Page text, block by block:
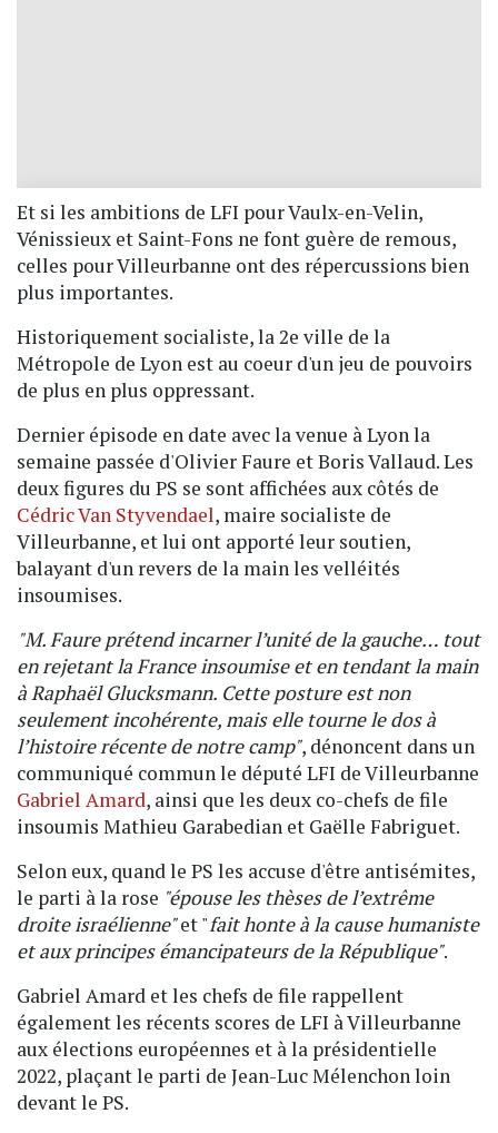
Et si les ambitions de LFI pour Vaulx-en-Velin,
Vénissieux et Saint-Fons ne font guère de remous,
celles pour Villeurbanne ont des répercussions bien
plus importantes.
Historiquement socialiste, la 2e ville de la
Métropole de Lyon est au coeur d'un jeu de pouvoirs
de plus en plus oppressant.
Dernier épisode en date avec la venue à Lyon la
semaine passée d'Olivier Faure et Boris Vallaud. Les
deux figures du PS se sont affichées aux côtés de
Cédric Van Styvendael, maire socialiste de
Villeurbanne, et lui ont apporté leur soutien,
balayant d'un revers de la main les velléités
insoumises.
"M. Faure prétend incarner l’unité de la gauche… tout
en rejetant la France insoumise et en tendant la main
à Raphaël Glucksmann. Cette posture est non
seulement incohérente, mais elle tourne le dos à
l’histoire récente de notre camp", dénoncent dans un
communiqué commun le député LFI de Villeurbanne
Gabriel Amard, ainsi que les deux co-chefs de file
insoumis Mathieu Garabedian et Gaëlle Fabriguet.
Selon eux, quand le PS les accuse d'être antisémites,
le parti à la rose "épouse les thèses de l’extrême
droite israélienne"et "fait honte à la cause humaniste
et aux principes émancipateurs de la République".
Gabriel Amard et les chefs de file rappellent
également les récents scores de LFI à Villeurbanne
aux élections européennes et à la présidentielle
2022, plaçant le parti de Jean-Luc Mélenchon loin
devant le PS.